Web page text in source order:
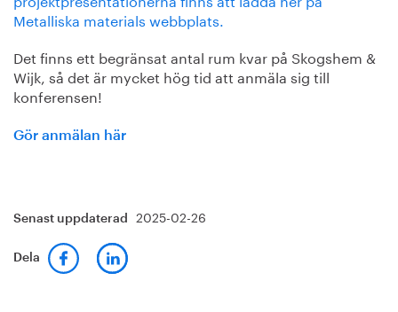
Metalliska materials webbplats.
Det finns ett begränsat antal rum kvar på Skogshem &
Wijk, så det är mycket hög tid att anmäla sig till
konferensen!
Gör anmälan här
Senast uppdaterad 2025-02-26
Dela